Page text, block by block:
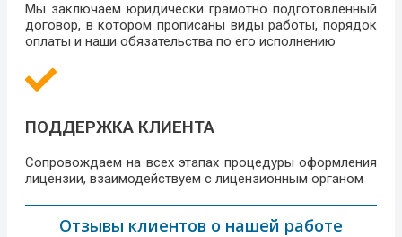
Мы заключаем юридически грамотно подготовленный
договор, в котором прописаны виды работы, порядок
оплаты и наши обязательства по его исполнению
ПОДДЕРЖКА КЛИЕНТА
Сопровождаем на всех этапах процедуры оформления
лицензии, взаимодействуем с лицензионным органом
Отзывы клиентов о нашей работе